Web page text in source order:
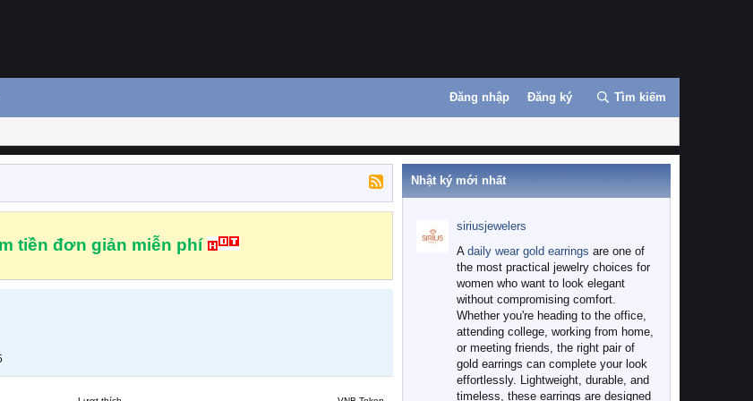
Đăng nhập Đăng ký Tìm kiếm
tiền đơn giản miễn phí
Nhật ký mới nhất
siriusjewelers
A daily wear gold earrings are one of
the most practical jewelry choices for
women who want to look elegant
without compromising comfort.
Whether you're heading to the office,
attending college, working from home,
or meeting friends, the right pair of
gold earrings can complete your look
effortlessly. Lightweight, durable, and
timeless, these earrings are designed